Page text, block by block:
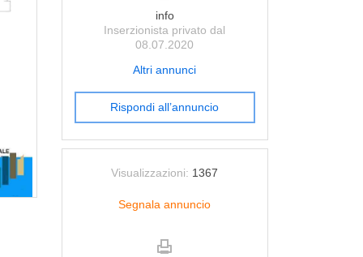
info
Inserzionista privato dal
08.07.2020
Altri annunci
Rispondi all’annuncio
Visualizzazioni: 1367
Segnala annuncio